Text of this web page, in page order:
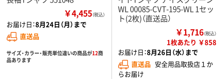
￥4,455（税込）
お届け日：8月24日（月）まで
直送品
サイズ・カラー・販売単位違いの商品が12商
品あります
WL 00085-CVT-195-WL 1セッ
ト(2枚)（直送品）
￥1,716（税込）
1枚あたり ￥858
お届け日：8月26日（水）まで
直送品 安全用品取扱店１か
らお届け